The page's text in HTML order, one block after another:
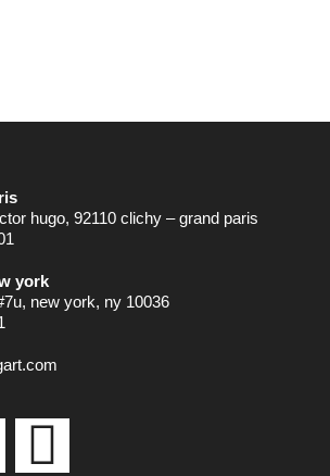
hugo, 92110 clichy – grand paris
york
new york, ny 10036